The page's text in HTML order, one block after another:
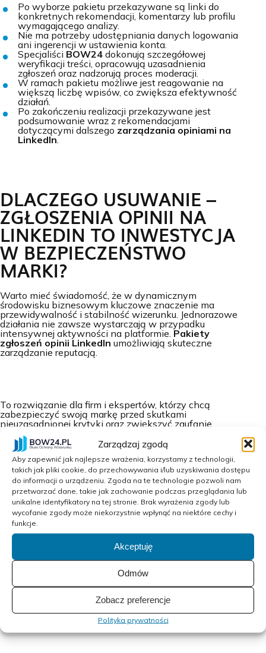
Zarządzaj zgodą
Aby zapewnić jak najlepsze wrażenia, korzystamy z technologii,
takich jak pliki cookie, do przechowywania i/lub uzyskiwania dostępu
do informacji o urządzeniu. Zgoda na te technologie pozwoli nam
przetwarzać dane, takie jak zachowanie podczas przeglądania lub
unikalne identyfikatory na tej stronie. Brak wyrażenia zgody lub
wycofanie zgody może niekorzystnie wpłynąć na niektóre cechy i
funkcje.
Akceptuję
Odmów
Zobacz preferencje
Polityka prywatności
Po wyborze pakietu przekazywane są linki do
konkretnych rekomendacji, komentarzy lub profilu
wymagającego analizy.
Nie ma potrzeby udostępniania danych logowania
ani ingerencji w ustawienia konta.
Specjaliści BOW24 dokonują szczegółowej
weryfikacji treści, opracowują uzasadnienia
zgłoszeń oraz nadzorują proces moderacji.
W ramach pakietu możliwe jest reagowanie na
większą liczbę wpisów, co zwiększa efektywność
działań.
Po zakończeniu realizacji przekazywane jest
podsumowanie wraz z rekomendacjami
dotyczącymi dalszego zarządzania opiniami na
LinkedIn.
DLACZEGO USUWANIE –
ZGŁOSZENIA OPINII NA
LINKEDIN TO INWESTYCJA
W BEZPIECZEŃSTWO
MARKI?
Warto mieć świadomość, że w dynamicznym
środowisku biznesowym kluczowe znaczenie ma
przewidywalność i stabilność wizerunku. Jednorazowe
działania nie zawsze wystarczają w przypadku
intensywnej aktywności na platformie. Pakiety
zgłoszeń opinii LinkedIn umożliwiają skuteczne
zarządzanie reputacją.
To rozwiązanie dla firm i ekspertów, którzy chcą
zabezpieczyć swoją markę przed skutkami
nieuzasadnionej krytyki oraz zwiększyć zaufanie
odbiorców. Takie podejście przekłada się na większą
kontrolę nad publicznym wizerunkiem oraz komfort
prowadzenia działań sprzedażowych i
komunikacyjnych naLinkedIn.
OPINIE O PRODUKCIE (2)